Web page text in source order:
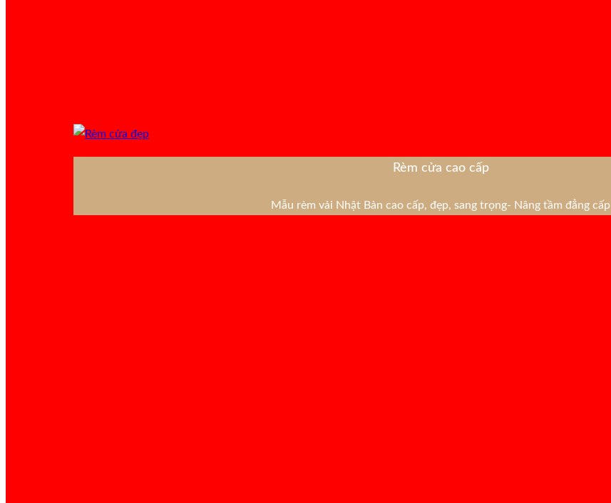
Rèm cửa cao cấp
Mẫu rèm vải Nhật Bản cao cấp, đẹp, sang trọng- Nâng tầm đẳng cấp